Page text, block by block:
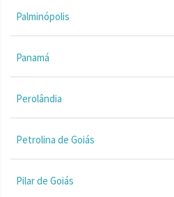
Palminópolis
Panamá
Perolândia
Petrolina de Goiás
Pilar de Goiás